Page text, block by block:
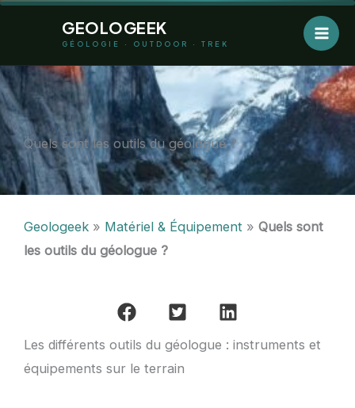
GEOLOGEEK
GÉOLOGIE · OUTDOOR · TREK
Quels sont les outils du géologue ?
Geologeek » Matériel & Équipement » Quels sont
les outils du géologue ?
Les différents outils du géologue : instruments et
équipements sur le terrain